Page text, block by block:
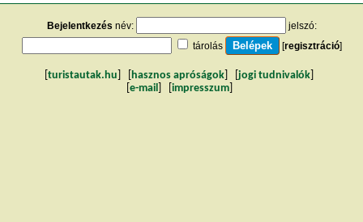
Bejelentkezés név:
jelszó:
tárolás
[regisztráció]
turistautak.hu hasznos apróságok jogi tudnivalók
e-mail impresszum]